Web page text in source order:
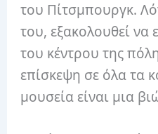
του Πίτσμπουργκ.
του, εξακολουθεί να
του κέντρου της
επίσκεψη σε όλα τα
μουσεία είναι μια